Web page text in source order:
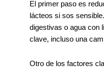
El primer paso es
lácteos si sos
digestivas o agua con
clave, incluso una
Otro de los factores